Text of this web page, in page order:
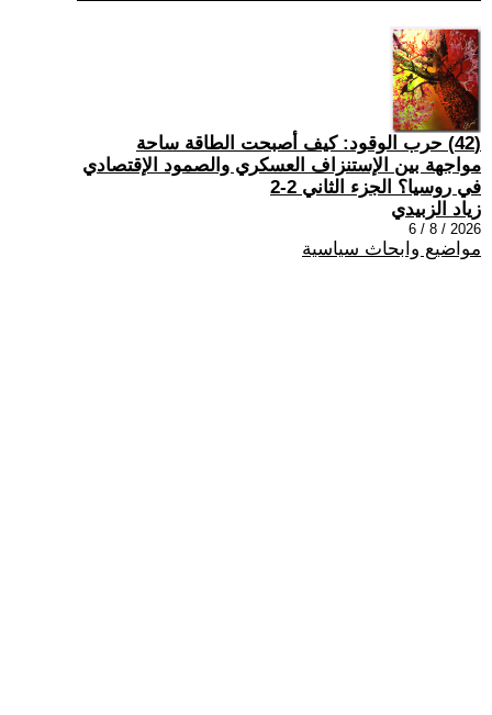
(42) حرب الوقود: كيف أصبحت الطاقة ساحة
مواجهة بين الإستنزاف العسكري والصمود الإقتصادي
في روسيا؟ الجزء الثاني 2-2
زياد الزبيدي
2026 / 8 / 6
مواضيع وابحاث سياسية